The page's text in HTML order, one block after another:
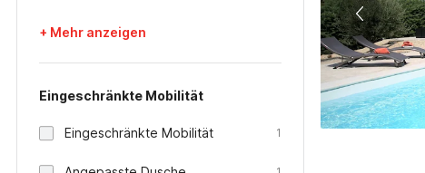
+ Mehr anzeigen
Eingeschränkte Mobilität
Eingeschränkte Mobilität 1